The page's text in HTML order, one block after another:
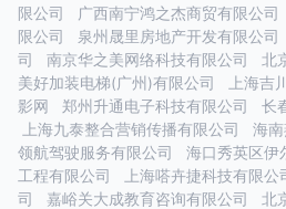
限公司
广西南宁鸿之杰商贸有限公司
限公司
泉州晟里房地产开发有限公司
司
南京华之美网络科技有限公司 北
美好加装电梯(广州)有限公司
上海吉
影网
郑州升通电子科技有限公司
长
上海九泰整合营销传播有限公司
海
领航驾驶服务有限公司
海口秀英区伊
工程有限公司
上海嗒卉捷科技有限公
司
嘉峪关大成教育咨询有限公司 北